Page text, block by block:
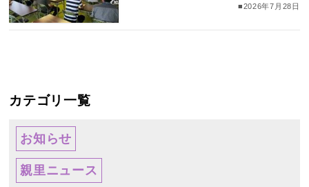
■2026年7月28日
カテゴリ一覧
お知らせ
親里ニュース